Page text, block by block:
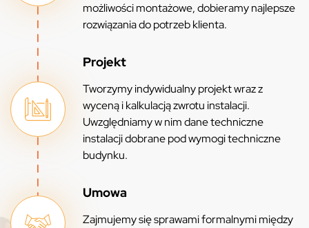
możliwości montażowe, dobieramy najlepsze
rozwiązania do potrzeb klienta.
Projekt
Tworzymy indywidualny projekt wraz z
wyceną i kalkulacją zwrotu instalacji.
Uwzględniamy w nim dane techniczne
instalacji dobrane pod wymogi techniczne
budynku.
Umowa
Zajmujemy się sprawami formalnymi między